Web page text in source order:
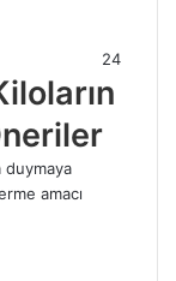
24
duymaya
amacı